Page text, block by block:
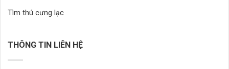
THÔNG TIN LIÊN HỆ
Tìm thú cưng lạc